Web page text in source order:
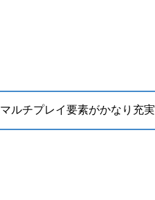
マルチプレイ要素がかなり充実